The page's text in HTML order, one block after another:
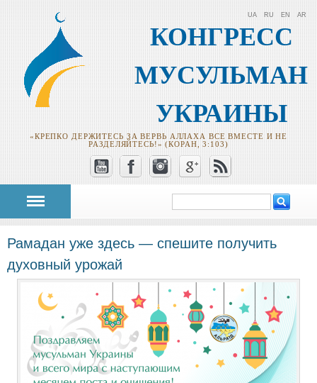
КОНГРЕСС
МУСУЛЬМАН
УКРАИНЫ
«КРЕПКО ДЕРЖИТЕСЬ ЗА ВЕРВЬ АЛЛАХА ВСЕ ВМЕСТЕ И НЕ
РАЗДЕЛЯЙТЕСЬ!» (КОРАН, 3:103)
UA RU EN AR
Форма поиска
Рамадан уже здесь — спешите получить
духовный урожай